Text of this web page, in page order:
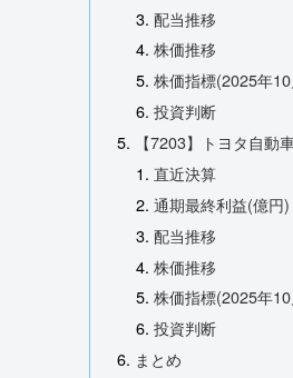
配当推移
株価推移
株価指標(2025年
投資判断
【7203】トヨタ自動
直近決算
通期最終利益(億円)
配当推移
株価推移
株価指標(2025年
投資判断
まとめ